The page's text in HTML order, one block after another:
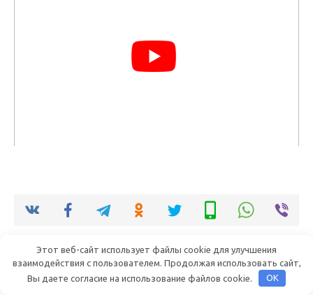
Пётр
Меня зовут Пётр Викторович - я
Этот веб-сайт использует файлы cookie для улучшения
взаимодействия с пользователем. Продолжая использовать сайт,
Вы даете согласие на использование файлов cookie.
OK